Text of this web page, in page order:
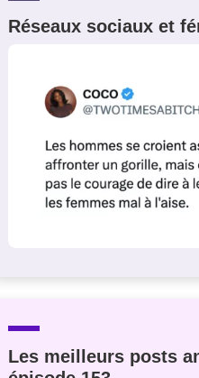
Réseaux sociaux et
Les meilleurs posts